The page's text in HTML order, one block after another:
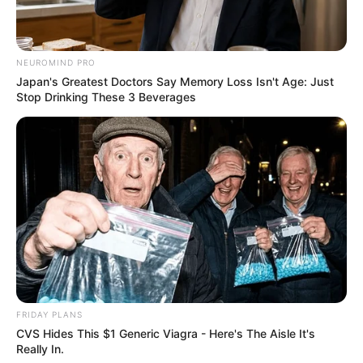
οποίο ρυθμίζει πώς θα μοιράζονται δίκαια τα εμβόλια
και οι θεραπείες σε μια μελλοντική υγειονομική κρίση.
NEUROMIND PRO
Japan's Greatest Doctors Say Memory Loss Isn't Age: Just
Stop Drinking These 3 Beverages
FRIDAY PLANS
CVS Hides This $1 Generic Viagra - Here's The Aisle It's
Really In.